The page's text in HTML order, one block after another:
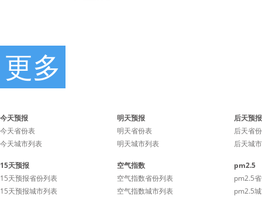
洗车
不宜洗车，未来24小时内
有雨，如果在此期间洗车，
雨水和路上的泥水可能会再
不宜
有雨，
雨水和
更多
时景
今天预报
今天省份表
今天城市列表
明天预报
明天省份表
明天城市列表
后天预报
后天省
后天城
15天预报
15天预报省份列表
15天预报城市列表
空气指数
空气指数省份列表
空气指数城市列表
pm2.5
pm2.5
pm2.5